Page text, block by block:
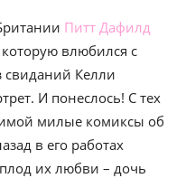
Питт Дафилд
влюбился с
свиданий Келли
И понеслось! С тех
милые комиксы об
в его работах
их любви – дочь